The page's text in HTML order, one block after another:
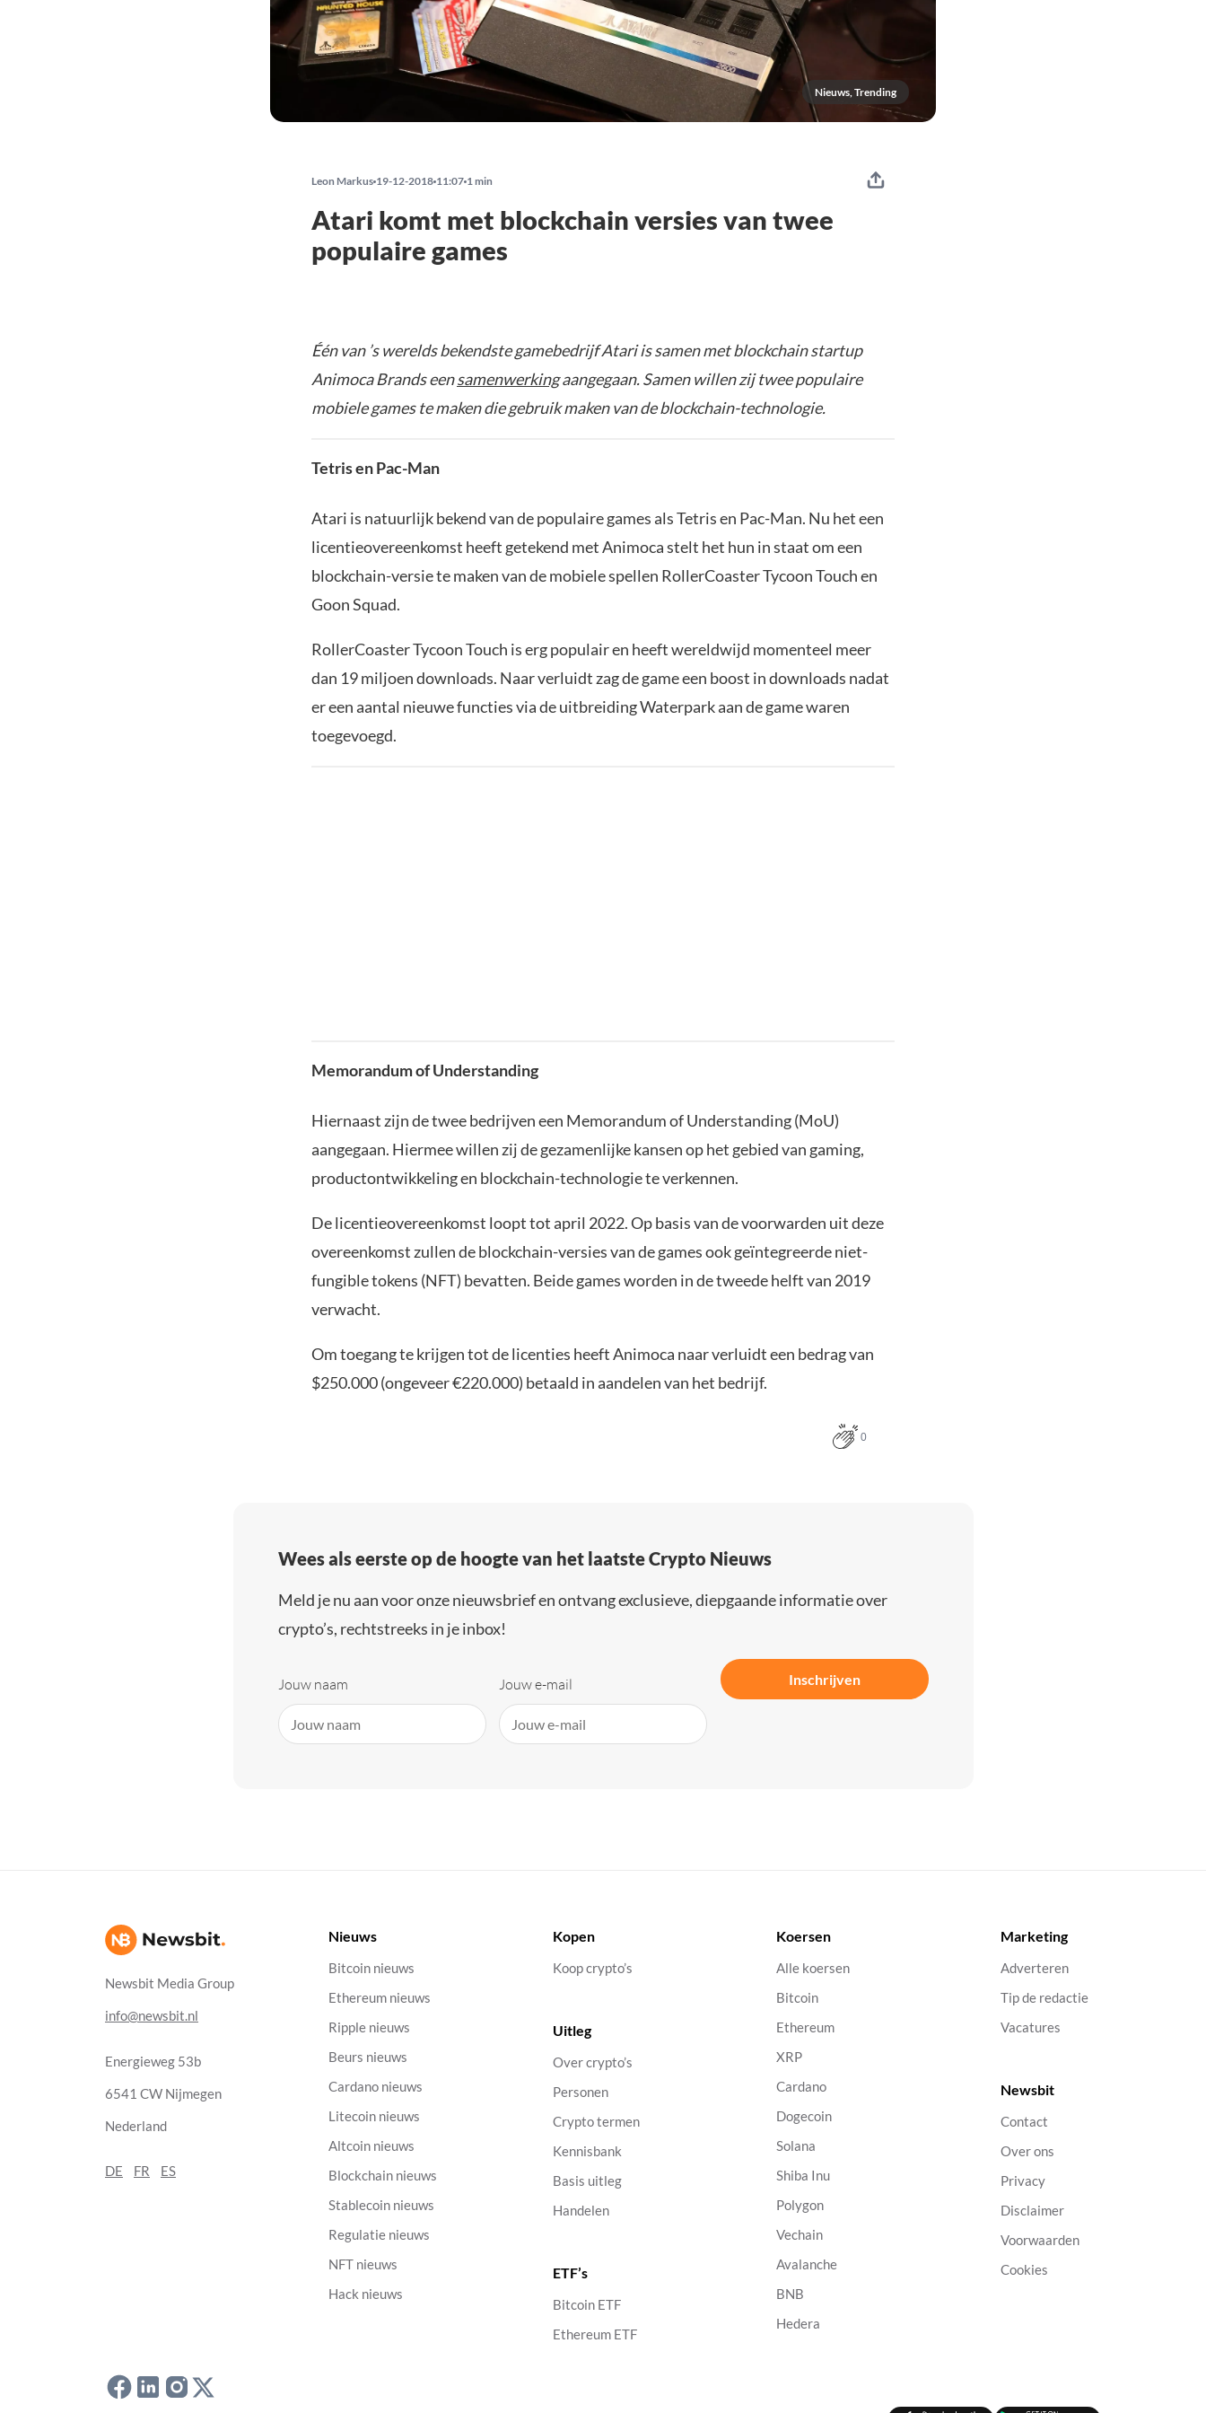
Nieuws, Trending
Leon Markus 19-12-2018 11:07 1 min
Atari komt met blockchain versies van twee
populaire games
Één van ’s werelds bekendste gamebedrijf Atari is samen met blockchain startup
Animoca Brands eensamenwerkingaangegaan. Samen willen zij twee populaire
mobiele games te maken die gebruik maken van de blockchain-technologie.
Tetris en Pac-Man
Atari is natuurlijk bekend van de populaire games als Tetris en Pac-Man. Nu het een
licentieovereenkomst heeft getekend met Animoca stelt het hun in staat om een
blockchain-versie te maken van de mobiele spellen RollerCoaster Tycoon Touch en
Goon Squad.
RollerCoaster Tycoon Touch is erg populair en heeft wereldwijd momenteel meer
dan 19 miljoen downloads. Naar verluidt zag de game een boost in downloads nadat
er een aantal nieuwe functies via de uitbreiding Waterpark aan de game waren
toegevoegd.
Memorandum of Understanding
Hiernaast zijn de twee bedrijven een Memorandum of Understanding (MoU)
aangegaan. Hiermee willen zij de gezamenlijke kansen op het gebied van gaming,
productontwikkeling en blockchain-technologie te verkennen.
De licentieovereenkomst loopt tot april 2022. Op basis van de voorwarden uit deze
overeenkomst zullen de blockchain-versies van de games ook geïntegreerde niet-
fungible tokens (NFT) bevatten. Beide games worden in de tweede helft van 2019
verwacht.
Om toegang te krijgen tot de licenties heeft Animoca naar verluidt een bedrag van
$250.000 (ongeveer €220.000) betaald in aandelen van het bedrijf.
0
Wees als eerste op de hoogte van het laatste Crypto Nieuws
Meld je nu aan voor onze nieuwsbrief en ontvang exclusieve, diepgaande informatie over
crypto’s, rechtstreeks in je inbox!
Jouw naam Jouw e-mail Inschrijven
Newsbit Media Group
info@newsbit.nl
Energieweg 53b
6541 CW Nijmegen
Nederland
DE FR ES
Nieuws
Bitcoin nieuws
Ethereum nieuws
Ripple nieuws
Beurs nieuws
Cardano nieuws
Litecoin nieuws
Altcoin nieuws
Blockchain nieuws
Stablecoin nieuws
Regulatie nieuws
NFT nieuws
Hack nieuws
Kopen
Koop crypto’s
Uitleg
Over crypto’s
Personen
Crypto termen
Kennisbank
Basis uitleg
Handelen
ETF’s
Bitcoin ETF
Ethereum ETF
Koersen
Alle koersen
Bitcoin
Ethereum
XRP
Cardano
Dogecoin
Solana
Shiba Inu
Polygon
Vechain
Avalanche
BNB
Hedera
Marketing
Adverteren
Tip de redactie
Vacatures
Newsbit
Contact
Over ons
Privacy
Disclaimer
Voorwaarden
Cookies